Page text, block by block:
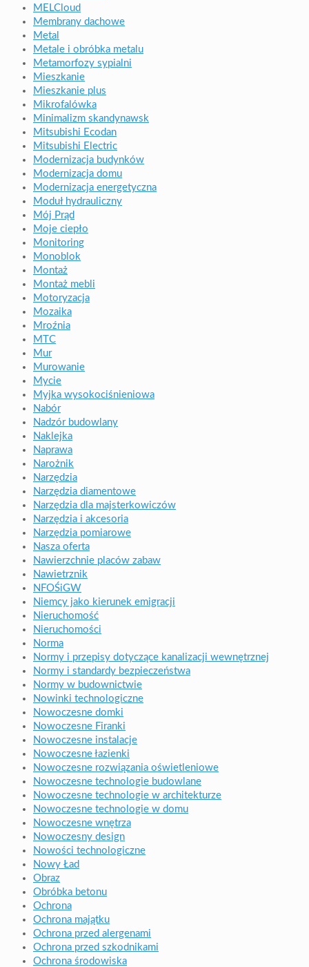
MELCloud
Membrany dachowe
Metal
Metale i obróbka metalu
Metamorfozy sypialni
Mieszkanie
Mieszkanie plus
Mikrofalówka
Minimalizm skandynawsk
Mitsubishi Ecodan
Mitsubishi Electric
Modernizacja budynków
Modernizacja domu
Modernizacja energetyczna
Moduł hydrauliczny
Mój Prąd
Moje ciepło
Monitoring
Monoblok
Montaż
Montaż mebli
Motoryzacja
Mozaika
Mroźnia
MTC
Mur
Murowanie
Mycie
Myjka wysokociśnieniowa
Nabór
Nadzór budowlany
Naklejka
Naprawa
Narożnik
Narzędzia
Narzędzia diamentowe
Narzędzia dla majsterkowiczów
Narzędzia i akcesoria
Narzędzia pomiarowe
Nasza oferta
Nawierzchnie placów zabaw
Nawietrznik
NFOŚiGW
Niemcy jako kierunek emigracji
Nieruchomość
Nieruchomości
Norma
Normy i przepisy dotyczące kanalizacji wewnętrznej
Normy i standardy bezpieczeństwa
Normy w budownictwie
Nowinki technologiczne
Nowoczesne domki
Nowoczesne Firanki
Nowoczesne instalacje
Nowoczesne łazienki
Nowoczesne rozwiązania oświetleniowe
Nowoczesne technologie budowlane
Nowoczesne technologie w architekturze
Nowoczesne technologie w domu
Nowoczesne wnętrza
Nowoczesny design
Nowości technologiczne
Nowy Ład
Obraz
Obróbka betonu
Ochrona
Ochrona majątku
Ochrona przed alergenami
Ochrona przed szkodnikami
Ochrona środowiska